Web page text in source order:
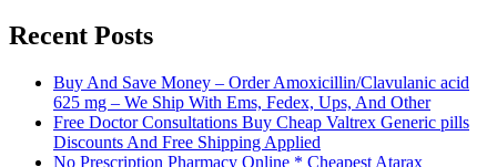
Recent Posts
Buy And Save Money – Order Amoxicillin/Clavulanic acid
625 mg – We Ship With Ems, Fedex, Ups, And Other
Free Doctor Consultations Buy Cheap Valtrex Generic pills
Discounts And Free Shipping Applied
No Prescription Pharmacy Online * Cheapest Atarax